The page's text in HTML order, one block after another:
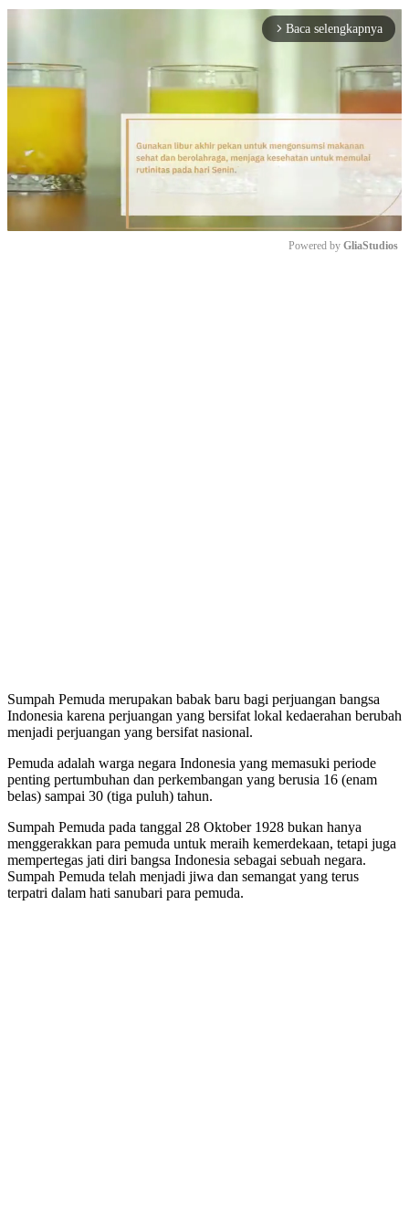
arrow_forward_ios Baca selengkapnya
Powered by GliaStudios
Sumpah Pemuda merupakan babak baru bagi perjuangan bangsa
Indonesia karena perjuangan yang bersifat lokal kedaerahan berubah
menjadi perjuangan yang bersifat nasional.
Pemuda adalah warga negara Indonesia yang memasuki periode
penting pertumbuhan dan perkembangan yang berusia 16 (enam
belas) sampai 30 (tiga puluh) tahun.
Sumpah Pemuda pada tanggal 28 Oktober 1928 bukan hanya
menggerakkan para pemuda untuk meraih kemerdekaan, tetapi juga
mempertegas jati diri bangsa Indonesia sebagai sebuah negara.
Sumpah Pemuda telah menjadi jiwa dan semangat yang terus
terpatri dalam hati sanubari para pemuda.